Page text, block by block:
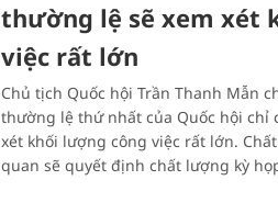
thường lệ sẽ xem xét
việc rất lớn
Chủ tịch Quốc hội Trần Thanh Mẫn
thường lệ thứ nhất của Quốc hội chỉ
xét khối lượng công việc rất lớn.
quan sẽ quyết định chất lượng kỳ